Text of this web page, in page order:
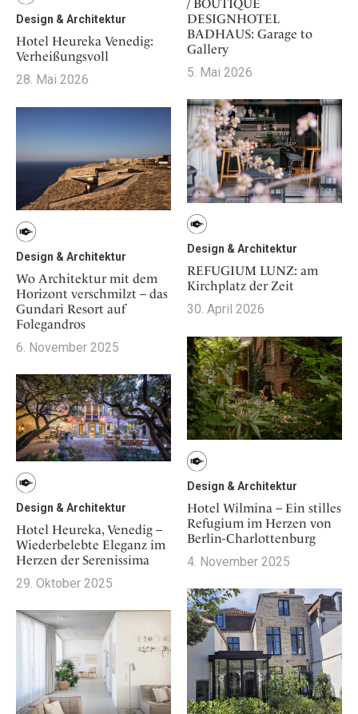
Mexico
Niederlande
Österreich
Spanien
Schweiz
Persönlichkeiten
Our Story
Career
Kontakt
Impressum
Design & Architektur
Hotel Heureka Venedig:
Verheißungsvoll
28. Mai 2026
/ BOUTIQUE
DESIGNHOTEL
BADHAUS: Garage to
Gallery
5. Mai 2026
Design & Architektur
REFUGIUM LUNZ: am
Kirchplatz der Zeit
30. April 2026
Design & Architektur
Wo Architektur mit dem
Horizont verschmilzt – das
Gundari Resort auf
Folegandros
6. November 2025
Design & Architektur
Hotel Wilmina – Ein stilles
Refugium im Herzen von
Berlin-Charlottenburg
4. November 2025
Design & Architektur
Hotel Heureka, Venedig –
Wiederbelebte Eleganz im
Herzen der Serenissima
29. Oktober 2025